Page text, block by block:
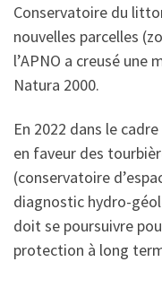
Conservatoire du
nouvelles parcelles
l’APNO a creusé une
Natura 2000.
En 2022 dans le
en faveur des
(conservatoire
diagnostic hydro-
doit se poursuivre
protection à long